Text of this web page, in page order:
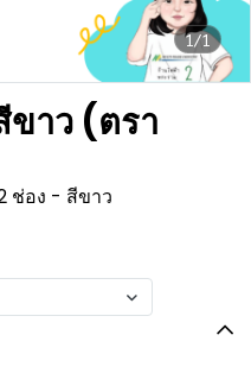
1/1
ขาว (ตรา
ช่อง - สีขาว